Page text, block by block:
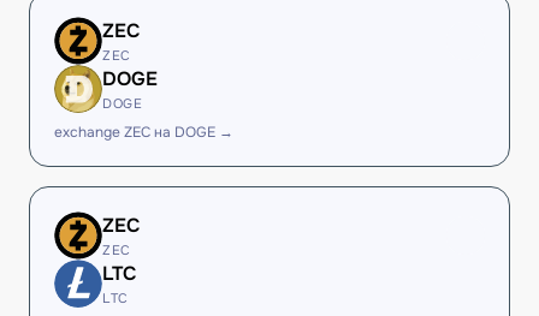
ZEC
ZEC
DOGE
DOGE
exchange ZEC на DOGE →
ZEC
ZEC
LTC
LTC